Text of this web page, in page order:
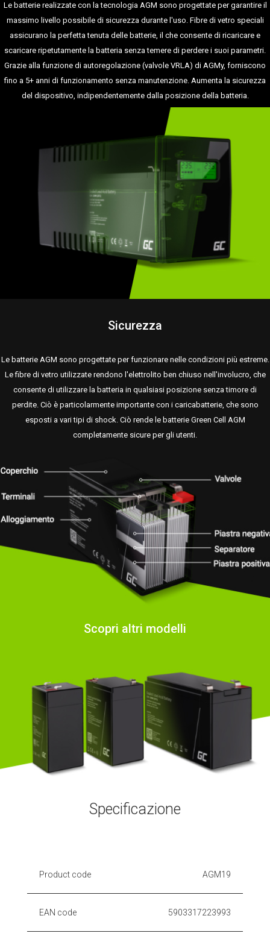
Le batterie realizzate con la tecnologia AGM sono progettate per garantire il
massimo livello possibile di sicurezza durante l'uso. Fibre di vetro speciali
assicurano la perfetta tenuta delle batterie, il che consente di ricaricare e
scaricare ripetutamente la batteria senza temere di perdere i suoi parametri.
Grazie alla funzione di autoregolazione (valvole VRLA) di AGMy, forniscono
fino a 5+ anni di funzionamento senza manutenzione. Aumenta la sicurezza
del dispositivo, indipendentemente dalla posizione della batteria.
Sicurezza
Le batterie AGM sono progettate per funzionare nelle condizioni più estreme.
Le fibre di vetro utilizzate rendono l'elettrolito ben chiuso nell'involucro, che
consente di utilizzare la batteria in qualsiasi posizione senza timore di
perdite. Ciò è particolarmente importante con i caricabatterie, che sono
esposti a vari tipi di shock. Ciò rende le batterie Green Cell AGM
completamente sicure per gli utenti.
Scopri altri modelli
Specificazione
Product code AGM19
EAN code 5903317223993